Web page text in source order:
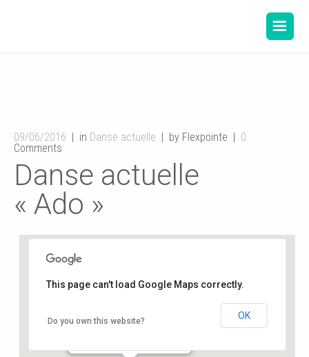
09/06/2016 in Danse actuelle by Flexpointe
0
Comments
Danse actuelle
« Ado »
Gymnase de l’école du Planty
8 rue des écoles - Buxerolles
This page can't load Google Maps correctly.
Do you own this website?
OK